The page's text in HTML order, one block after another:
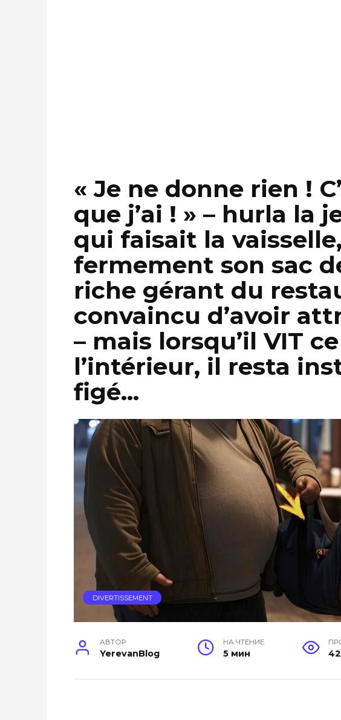
« Je ne donne rien !
que j’ai ! » – hurla la
qui faisait la
fermement son sac
riche gérant du
convaincu d’avoir
– mais lorsqu’il VIT
l’intérieur, il resta
figé…
DIVERTISSEMENT
АВТОР
YerevanBlog
НА ЧТЕНИЕ
5 мин 42